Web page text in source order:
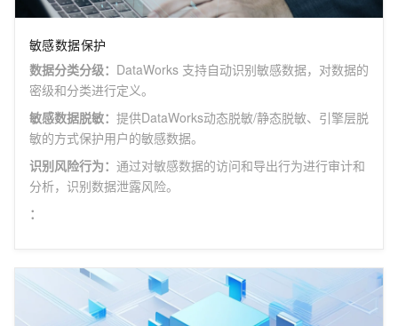
敏感数据保护
数据分类分级： DataWorks 支持自动识别敏感数据，对数据的
密级和分类进行定义。
敏感数据脱敏： 提供DataWorks动态脱敏/静态脱敏、引擎层脱
敏的方式保护用户的敏感数据。
识别风险行为： 通过对敏感数据的访问和导出行为进行审计和
分析，识别数据泄露风险。
：